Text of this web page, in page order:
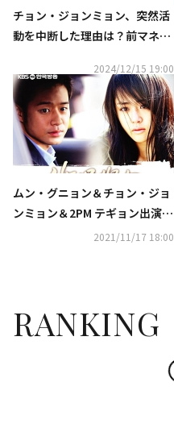
チョン・ジョンミョン、突然活
動を中断した理由は？前マネー
中」
2024/12/15 19:00
ムン・グニョン＆チョン・ジョ
ンミョン＆2PM テギョン出演、
ドラマ「シンデレラのお姉さ
2021/11/17 18:00
RANKING